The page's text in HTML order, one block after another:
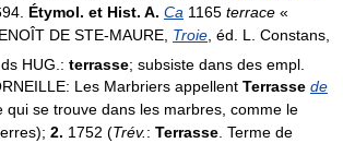
Étymol. et Hist. A. Ca 1165 terrace «
DE STE-MAURE, Troie , éd. L. Constans,
HUG.: terrasse; subsiste dans des empl.
Les Marbriers appellent Terrasse de
qui se trouve dans les marbres, comme le
2. 1752 (Trév.: Terrasse. Terme de